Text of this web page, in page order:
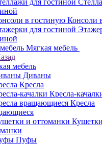
Консоли
Мягкая мебель
мебель
Диваны
Кресла
Кресла-
Кресла
Пуфы